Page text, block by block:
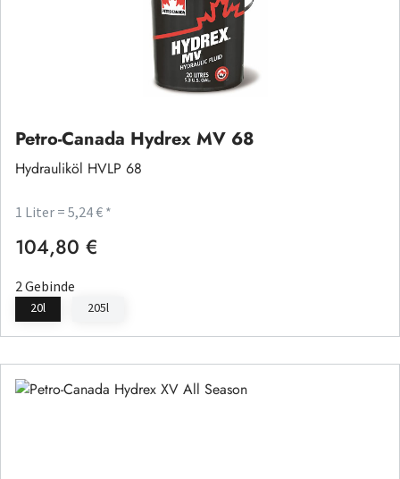
Petro-Canada Hydrex MV 68
Hydrauliköl HVLP 68
1 Liter = 5,24 € *
Regulärer Preis:
104,80 €
2 Gebinde
20l 205l